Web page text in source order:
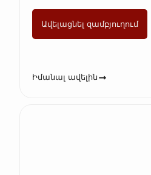
Ավելացնել զամբյուղում
Իմանալ ավելին